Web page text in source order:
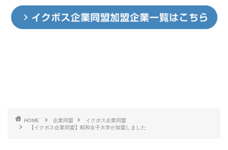
HOME 企業同盟
イクボス企業同盟
【イクボス企業同盟】昭和女子大学が加盟しました